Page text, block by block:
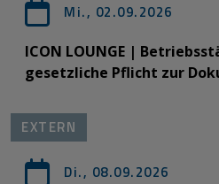
Mi., 02.09.2026
ICON LOUNGE |
gesetzliche Pflicht zur
EXTERN
Di., 08.09.2026